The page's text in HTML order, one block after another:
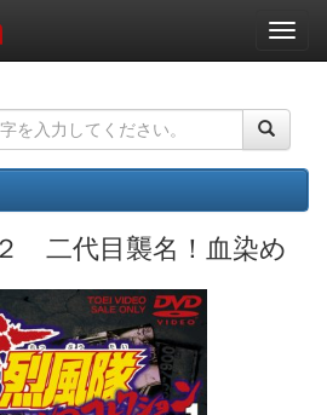
ナ
ビ
ー
ョ
ン
二代目襲名！血染め